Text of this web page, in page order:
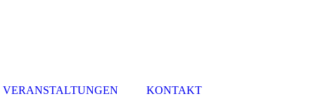
VERANSTALTUNGEN KONTAKT